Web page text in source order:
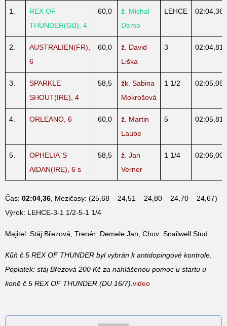
1.
REX OF
THUNDER(GB), 4
60,0
ž. Michal
Demo
LEHCE 02:04,36
2.
AUSTRALIEN(FR),
6
60,0
ž. David
Liška
3 02:04,81
3.
SPARKLE
SHOUT(IRE), 4
58,5
žk. Sabina
Mokrošová
1 1/2 02:05,05
4. ORLEANO, 6 60,0
ž. Martin
Laube
5 02:05,81
5.
OPHELIA`S
AIDAN(IRE), 6 s
58,5
ž. Jan
Verner
1 1/4 02:06,00
Čas: 02:04,36, Mezičasy: (25,68 – 24,51 – 24,80 – 24,70 – 24,67)
Výrok: LEHCE-3-1 1/2-5-1 1/4
Majitel: Stáj Březová, Trenér: Demele Jan, Chov: Snailwell Stud
Kůň č.5 REX OF THUNDER byl vybrán k antidopingové kontrole.
Poplatek: stáj Březová 200 Kč za nahlášenou pomoc u startu u
koně č.5 REX OF THUNDER (DU 16/7).video